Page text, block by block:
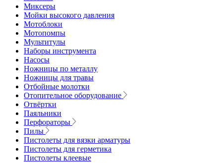
Миксеры
Мойки высокого давления
Мотоблоки
Мотопомпы
Мультитулы
Наборы инструмента
Насосы
Ножницы по металлу
Ножницы для травы
Отбойные молотки
Отопительное оборудование
Отвёртки
Паяльники
Перфораторы
Пилы
Пистолеты для вязки арматуры
Пистолеты для герметика
Пистолеты клеевые